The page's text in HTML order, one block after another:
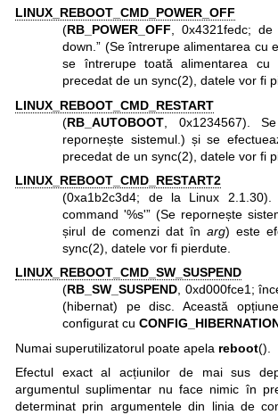
LINUX_REBOOT_CMD_POWER_OFF
(RB_POWER_OFF, 0x4321fedc;
down.” (Se întrerupe alimentarea cu
se întrerupe toată alimentarea
precedat de unsync(2), datele vor fi
LINUX_REBOOT_CMD_RESTART
(RB_AUTOBOOT , 0x1234567).
repornește sistemul.) și se
precedat de unsync(2) , datele vor fi
LINUX_REBOOT_CMD_RESTART2
(0xa1b2c3d4; de la Linux 2.1.30).
command '%s'” (Se repornește
șirul de comenzi dat în arg) este
sync(2) , datele vor fi pierdute.
LINUX_REBOOT_CMD_SW_SUSPEND
(RB_SW_SUSPEND, 0xd000fce1;
(hibernat) pe disc. Această
configurat cu
Numai superutilizatorul poate apela reboot().
Efectul exact al acțiunilor de mai sus
argumentul suplimentar nu face nimic în
determinat prin argumentele din linia de